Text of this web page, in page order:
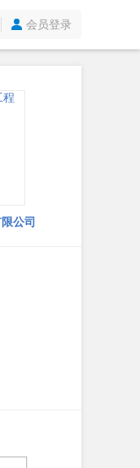
会员登录
公司